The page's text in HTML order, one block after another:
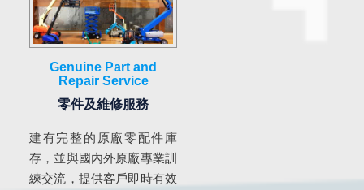
Genuine Part and
Repair Service
零件及維修服務
建有完整的原廠零配件庫
存，並與國內外原廠專業訓
練交流，提供客戶即時有效